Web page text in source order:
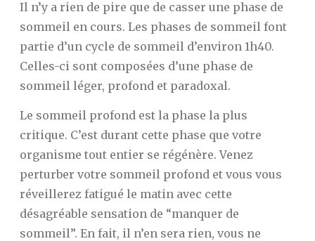
Il n’y a rien de pire que de casser une phase de
sommeil en cours. Les phases de sommeil font
partie d’un cycle de sommeil d’environ 1h40.
Celles-ci sont composées d’une phase de
sommeil léger, profond et paradoxal.
Le sommeil profond est la phase la plus
critique. C’est durant cette phase que votre
organisme tout entier se régénère. Venez
perturber votre sommeil profond et vous vous
réveillerez fatigué le matin avec cette
désagréable sensation de “manquer de
sommeil”. En fait, il n’en sera rien, vous ne